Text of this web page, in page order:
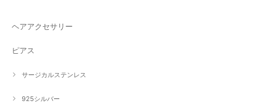
ヘアアクセサリー
ピアス
サージカルステンレス
925シルバー